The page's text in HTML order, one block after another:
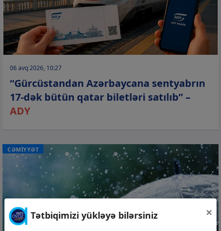
06 avq 2026, 10:27
“Gürcüstandan Azərbaycana sentyabrın
17-dək bütün qatar biletləri satılıb” –
ADY
CƏMİYYƏT
Tətbiqimizi yükləyə bilərsiniz ×